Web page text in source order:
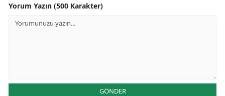
Yorum Yazın (500 Karakter)
GÖNDER